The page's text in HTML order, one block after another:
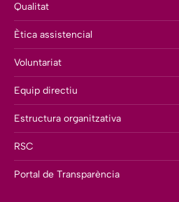
Qualitat
Ètica assistencial
Voluntariat
Equip directiu
Estructura organitzativa
RSC
Portal de Transparència